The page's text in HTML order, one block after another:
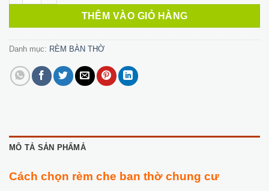
THÊM VÀO GIỎ HÀNG
Danh mục: RÈM BÀN THỜ
MÔ TẢ SẢN PHẨMẢ
Cách chọn rèm che ban thờ chung cư